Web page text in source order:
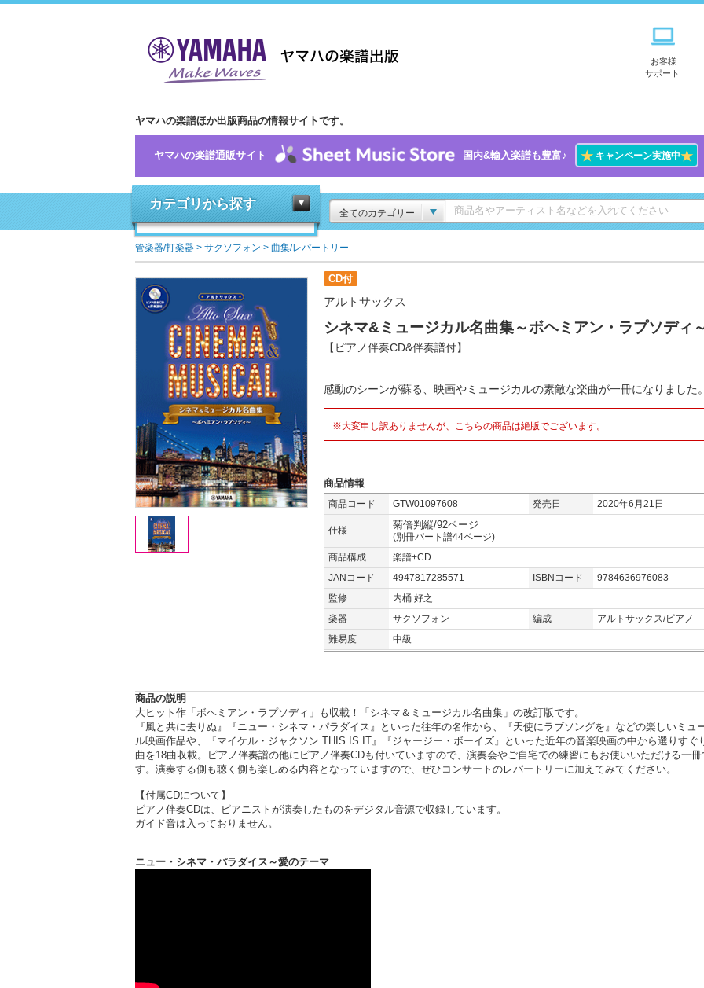
お客様
サポート
ヤマハの楽譜ほか出版商品の情報サイトです。
ヤマハの楽譜通販サイト 国内&輸入楽譜も豊富♪ ★キャンペーン実施中★
カテゴリから探す
全てのカテゴリー
管楽器/打楽器 > サクソフォン > 曲集/レパートリー
CD付
アルトサックス
シネマ&ミュージカル名曲集～ボヘミアン・ラプソディ
【ピアノ伴奏CD&伴奏譜付】
感動のシーンが蘇る、映画やミュージカルの素敵な楽曲が一冊になりました
※大変申し訳ありませんが、こちらの商品は絶版でございます。
商品情報
商品コード GTW01097608 発売日 2020年6月21日
仕様 菊倍判縦/92ページ
(別冊パート譜44ページ)
商品構成
楽譜+CD
JANコード
4947817285571 ISBNコード
9784636976083
監修
内桶 好之
楽器
サクソフォン 編成
アルトサックス/ピアノ
難易度
中級
商品の説明
大ヒット作「ボヘミアン・ラプソディ」も収載！「シネマ＆ミュージカル名曲集」の改訂版です。
『風と共に去りぬ』『ニュー・シネマ・パラダイス』といった往年の名作から、『天使にラブソングを』などの楽しいミュ
ル映画作品や、『マイケル・ジャクソン THIS IS IT』『ジャージー・ボーイズ』といった近年の音楽映画の中から選りすぐ
曲を18曲収載。ピアノ伴奏譜の他にピアノ伴奏CDも付いていますので、演奏会やご自宅での練習にもお使いいただける一冊
す。演奏する側も聴く側も楽しめる内容となっていますので、ぜひコンサートのレパートリーに加えてみてください。
【付属CDについて】
ピアノ伴奏CDは、ピアニストが演奏したものをデジタル音源で収録しています。
ガイド音は入っておりません。
ニュー・シネマ・パラダイス～愛のテーマ